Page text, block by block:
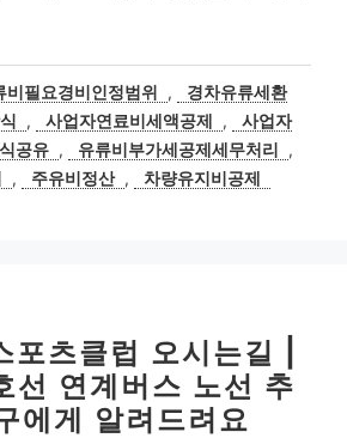
비필요경비인정범위 ,
경차유류세환
, 사업자연료비세액공제 ,
사업자
공유 , 유류비부가세공제세무처리
,
, 주유비정산 , 차량유지비공제
포츠클럽 오시는길 |
선 연계버스 노선 추
에게 알려드려요